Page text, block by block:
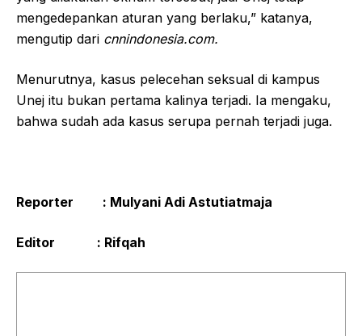
mengedepankan aturan yang berlaku,” katanya,
mengutip dari cnnindonesia.com.
Menurutnya, kasus pelecehan seksual di kampus
Unej itu bukan pertama kalinya terjadi. Ia mengaku,
bahwa sudah ada kasus serupa pernah terjadi juga.
Reporter : Mulyani Adi Astutiatmaja
Editor : Rifqah